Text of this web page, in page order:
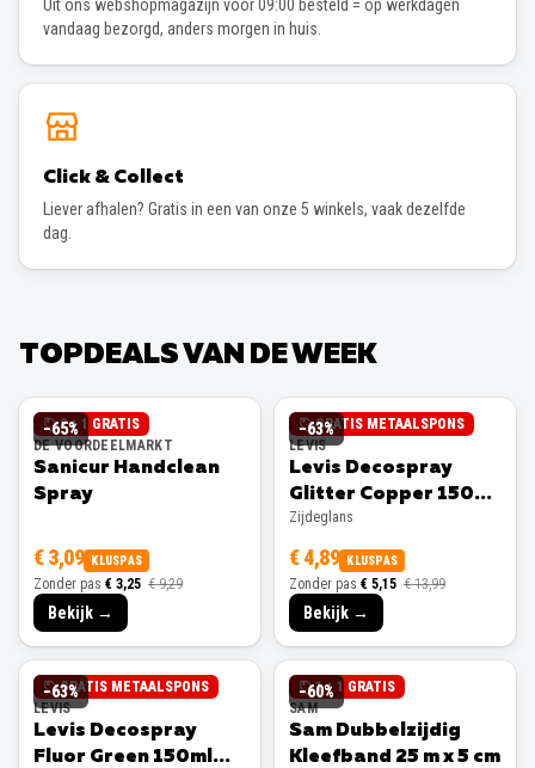
Uit ons webshopmagazijn vóór 09:00 besteld = op werkdagen
vandaag bezorgd, anders morgen in huis.
Click & Collect
Liever afhalen? Gratis in een van onze 5 winkels, vaak dezelfde
dag.
TOPDEALS VAN DE WEEK
−65%
2 + 1 GRATIS
DE VOORDEELMARKT
Sanicur Handclean
Spray
€ 3,09 KLUSPAS
Zonder pas € 3,25 € 9,29
Bekijk →
−63%
GRATIS METAALSPONS
LEVIS
Levis Decospray
Glitter Copper 150ml
Zijdeglans
Zijdeglans
€ 4,89 KLUSPAS
Zonder pas € 5,15 € 13,99
Bekijk →
−63%
GRATIS METAALSPONS
LEVIS
Levis Decospray
Fluor Green 150ml
−60%
1 + 1 GRATIS
SAM
Sam Dubbelzijdig
Kleefband 25 m x 5 cm